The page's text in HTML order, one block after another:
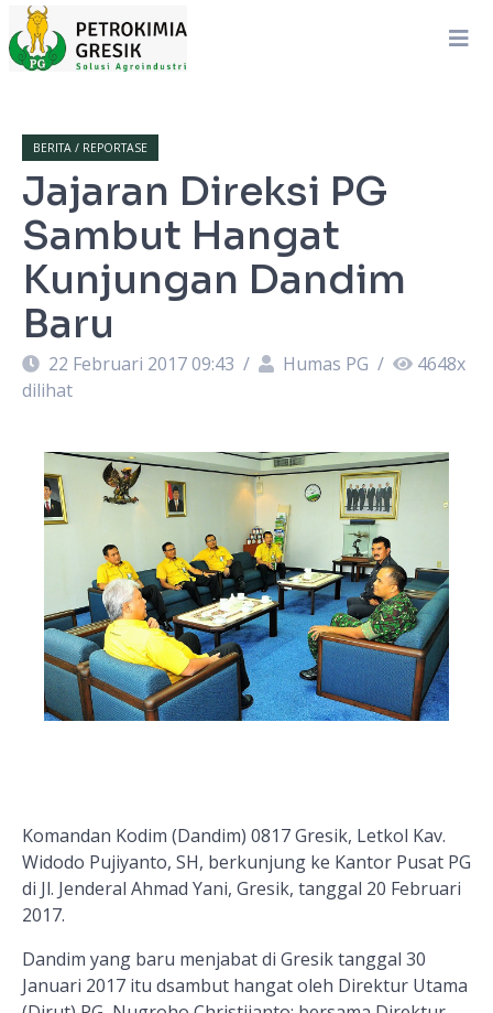
BERITA / REPORTASE
Jajaran Direksi PG
Sambut Hangat
Kunjungan Dandim
Baru
22 Februari 2017 09:43 / Humas PG / 4648x
dilihat
Komandan Kodim (Dandim) 0817 Gresik, Letkol Kav.
Widodo Pujiyanto, SH, berkunjung ke Kantor Pusat PG
di Jl. Jenderal Ahmad Yani, Gresik, tanggal 20 Februari
2017.
Dandim yang baru menjabat di Gresik tanggal 30
Januari 2017 itu dsambut hangat oleh Direktur Utama